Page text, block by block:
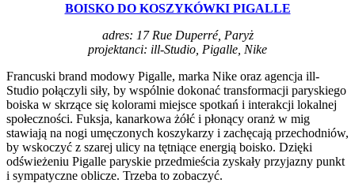
BOISKO DO KOSZYKÓWKI PIGALLE
adres: 17 Rue Duperré, Paryż
projektanci: ill-Studio, Pigalle, Nike
Francuski brand modowy Pigalle, marka Nike oraz agencja ill-
Studio połączyli siły, by wspólnie dokonać transformacji paryskiego
boiska w skrzące się kolorami miejsce spotkań i interakcji lokalnej
społeczności. Fuksja, kanarkowa żółć i płonący oranż w mig
stawiają na nogi umęczonych koszykarzy i zachęcają przechodniów,
by wskoczyć z szarej ulicy na tętniące energią boisko. Dzięki
odświeżeniu Pigalle paryskie przedmieścia zyskały przyjazny punkt
i sympatyczne oblicze. Trzeba to zobaczyć.